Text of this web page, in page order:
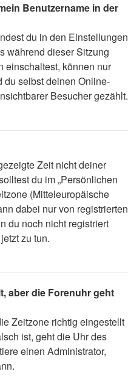
Benutzername in der
du in den Einstellungen
während dieser Sitzung
einschaltest, können nur
du selbst deinen Online-
Besucher gezählt.
Zeit nicht deiner
du im „Persönlichen
(Mitteleuropäische
dabei nur von registrierten
du noch nicht registriert
zu tun.
aber die Forenuhr geht
Zeitzone richtig eingestellt
ist, geht die Uhr des
einen Administrator,